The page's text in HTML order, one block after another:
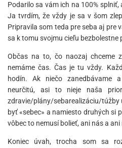
Podarilo sa vám ich na 100%
Ja tvrdím, že vždy je sa v šom
Pripravila som teda pre seba aj pre
sa k tomu svojmu cieľu bezbolestne
Občas na to, čo naozaj chceme
nemáme čas. Čas je tu vždy.
hodín. Ak niečo zanedbávame
neurčitú, asi to nieje naša
zdravie/plány/sebarealizáciu/túžby
byť «sebec» a namiesto druhých si
vôbec to nemusí bolieť, ani nás a
Koniec úvah, trocha som sa